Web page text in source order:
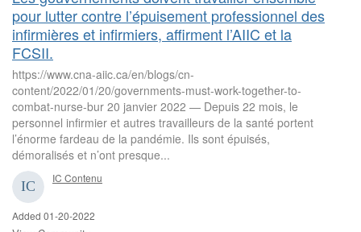
pour lutter contre l’épuisement professionnel des
infirmières et infirmiers, affirment l’AIIC et la
FCSII.
https://www.cna-aiic.ca/en/blogs/cn-
content/2022/01/20/governments-must-work-together-to-
combat-nurse-bur 20 janvier 2022 — Depuis 22 mois, le
personnel infirmier et autres travailleurs de la santé portent
l’énorme fardeau de la pandémie. Ils sont épuisés,
démoralisés et n’ont presque...
IC Contenu
Added 01-20-2022